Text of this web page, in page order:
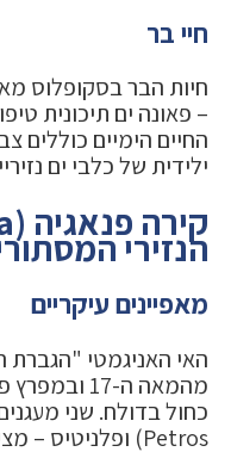
חיי בר
חיות הבר בסקופלוס
– פאונה ים תיכונית
החיים הימיים כוללים
ילידית של כלבי ים
הנזירי
מאפיינים עיקריים
האי האניגמטי
Petros) ופלניטיס – מציעים נקודות שחייה רגועות.